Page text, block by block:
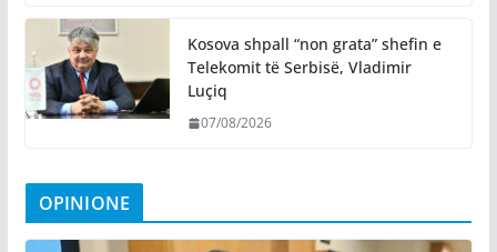
Kosova shpall “non grata” shefin e
Telekomit të Serbisë, Vladimir
Luçiq
07/08/2026
OPINIONE